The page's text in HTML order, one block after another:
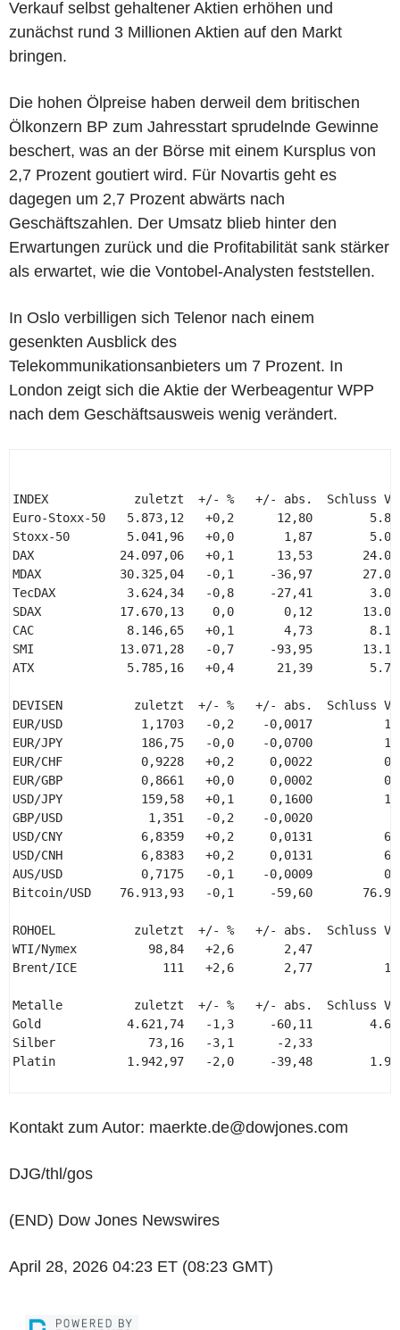
Verkauf selbst gehaltener Aktien erhöhen und
zunächst rund 3 Millionen Aktien auf den Markt
bringen.
Die hohen Ölpreise haben derweil dem britischen
Ölkonzern BP zum Jahresstart sprudelnde Gewinne
beschert, was an der Börse mit einem Kursplus von
2,7 Prozent goutiert wird. Für Novartis geht es
dagegen um 2,7 Prozent abwärts nach
Geschäftszahlen. Der Umsatz blieb hinter den
Erwartungen zurück und die Profitabilität sank stärker
als erwartet, wie die Vontobel-Analysten feststellen.
In Oslo verbilligen sich Telenor nach einem
gesenkten Ausblick des
Telekommunikationsanbieters um 7 Prozent. In
London zeigt sich die Aktie der Werbeagentur WPP
nach dem Geschäftsausweis wenig verändert.
INDEX            zuletzt  +/- %   +/- abs.  Schluss
Euro-Stoxx-50   5.873,12   +0,2      12,80
Stoxx-50        5.041,96   +0,0       1,87
DAX            24.097,06   +0,1      13,53
MDAX           30.325,04   -0,1     -36,97
TecDAX          3.624,34   -0,8     -27,41
SDAX           17.670,13    0,0       0,12
CAC             8.146,65   +0,1       4,73
SMI            13.071,28   -0,7     -93,95
ATX             5.785,16   +0,4      21,39
DEVISEN          zuletzt  +/- %   +/- abs.  Schluss
EUR/USD           1,1703   -0,2    -0,0017
EUR/JPY           186,75   -0,0    -0,0700
EUR/CHF           0,9228   +0,2     0,0022
EUR/GBP           0,8661   +0,0     0,0002
USD/JPY           159,58   +0,1     0,1600
GBP/USD            1,351   -0,2    -0,0020
USD/CNY           6,8359   +0,2     0,0131
USD/CNH           6,8383   +0,2     0,0131
AUS/USD           0,7175   -0,1    -0,0009
Bitcoin/USD    76.913,93   -0,1     -59,60
ROHOEL           zuletzt  +/- %   +/- abs.  Schluss
WTI/Nymex          98,84   +2,6       2,47
Brent/ICE            111   +2,6       2,77
Metalle          zuletzt  +/- %   +/- abs.  Schluss
Gold            4.621,74   -1,3     -60,11
Silber             73,16   -3,1      -2,33
Platin          1.942,97   -2,0     -39,48
Kontakt zum Autor: maerkte.de@dowjones.com
DJG/thl/gos
(END) Dow Jones Newswires
April 28, 2026 04:23 ET (08:23 GMT)